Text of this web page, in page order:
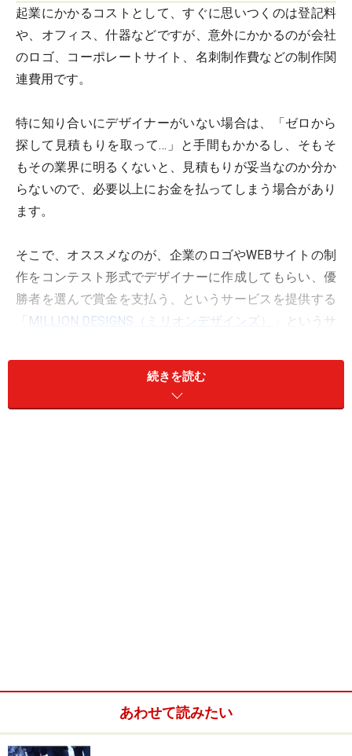
起業にかかるコストとして、すぐに思いつくのは登記料
や、オフィス、什器などですが、意外にかかるのが会社
のロゴ、コーポレートサイト、名刺制作費などの制作関
連費用です。
特に知り合いにデザイナーがいない場合は、「ゼロから
探して見積もりを取って…」と手間もかかるし、そもそ
もその業界に明るくないと、見積もりが妥当なのか分か
らないので、必要以上にお金を払ってしまう場合があり
ます。
そこで、オススメなのが、企業のロゴやWEBサイトの制
作をコンテスト形式でデザイナーに作成してもらい、優
勝者を選んで賞金を支払う、というサービスを提供する
MILLION DESIGNS（ミリオンデザインズ）
」というサ
このビジネスは、「crowd sourcing（クラウドソーシン
グ）」と呼ばれ、その名の通り、「群集にアウトソース
＞次のページではMILLION DESIGNSの特徴を紹介しま
※記事内容は執筆時点のものです。最新の内容をご確認くださ
続きを読む
あわせて読みたい